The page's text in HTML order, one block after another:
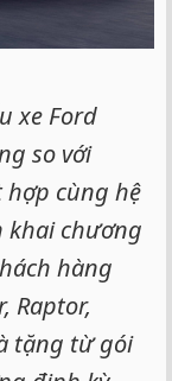
xe Ford
so với
hợp cùng hệ
khai chương
hàng
Raptor,
tặng từ gói